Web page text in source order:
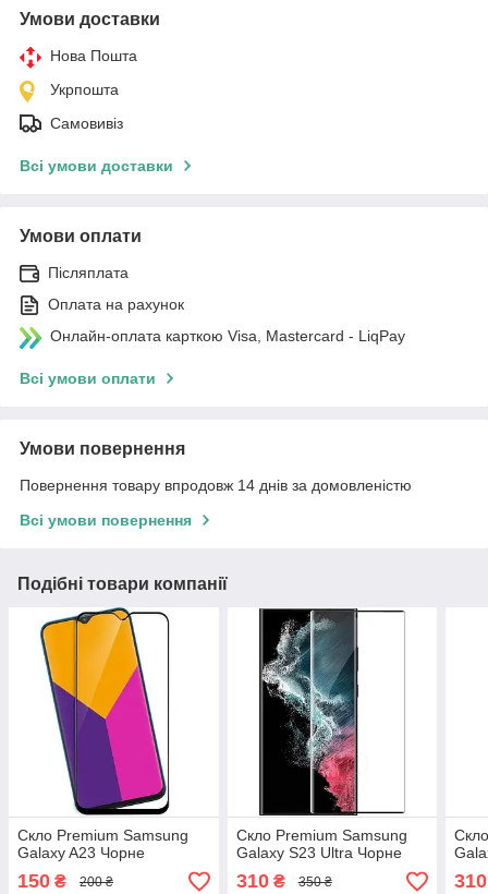
Умови доставки
Нова Пошта
Укрпошта
Самовивіз
Всі умови доставки
Умови оплати
Післяплата
Оплата на рахунок
Онлайн-оплата карткою Visa, Mastercard - LiqPay
Всі умови оплати
Умови повернення
Повернення товару впродовж 14 днів за домовленістю
Всі умови повернення
Подібні товари компанії
Скло Premium Samsung
Galaxy A23 Чорне
150 ₴ 200 ₴
Скло Premium Samsung
Galaxy S23 Ultra Чорне
310₴ 350 ₴ 310